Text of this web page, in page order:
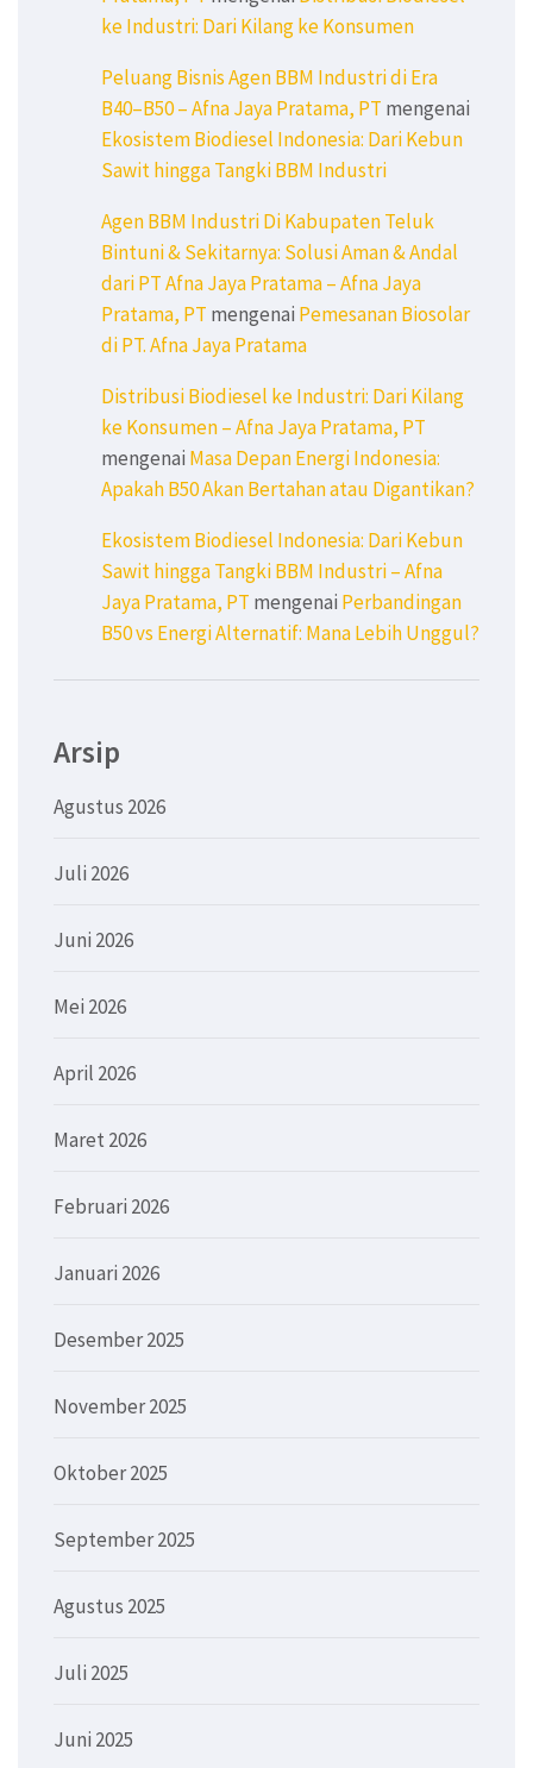
ke Industri: Dari Kilang ke Konsumen
Peluang Bisnis Agen BBM Industri di Era
B40–B50 – Afna Jaya Pratama, PT mengenai
Ekosistem Biodiesel Indonesia: Dari Kebun
Sawit hingga Tangki BBM Industri
Agen BBM Industri Di Kabupaten Teluk
Bintuni & Sekitarnya: Solusi Aman & Andal
dari PT Afna Jaya Pratama – Afna Jaya
Pratama, PT mengenai Pemesanan Biosolar
di PT. Afna Jaya Pratama
Distribusi Biodiesel ke Industri: Dari Kilang
ke Konsumen – Afna Jaya Pratama, PT
mengenai Masa Depan Energi Indonesia:
Apakah B50 Akan Bertahan atau Digantikan?
Ekosistem Biodiesel Indonesia: Dari Kebun
Sawit hingga Tangki BBM Industri – Afna
Jaya Pratama, PT mengenai Perbandingan
B50 vs Energi Alternatif: Mana Lebih Unggul?
Arsip
Agustus 2026
Juli 2026
Juni 2026
Mei 2026
April 2026
Maret 2026
Februari 2026
Januari 2026
Desember 2025
November 2025
Oktober 2025
September 2025
Agustus 2025
Juli 2025
Juni 2025